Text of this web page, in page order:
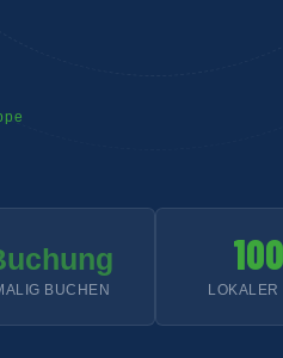
BUCHEN
100
LOKALER